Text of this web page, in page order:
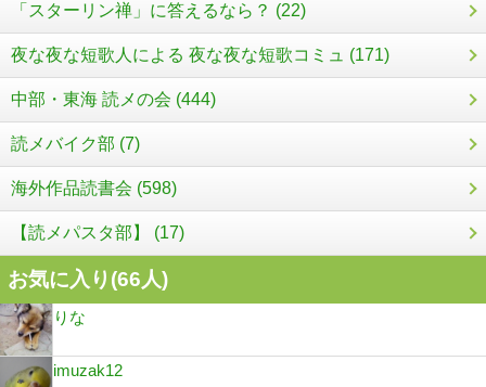
「スターリン禅」に答えるなら？ (22)
夜な夜な短歌人による 夜な夜な短歌コミュ (171)
中部・東海 読メの会 (444)
読メバイク部 (7)
海外作品読書会 (598)
【読メパスタ部】 (17)
お気に入り(66人)
りな
imuzak12